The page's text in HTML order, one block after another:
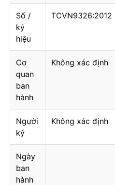
Số /
ký
hiệu
TCVN9326:2012
Cơ
quan
ban
hành
Không xác định
Người
ký
Không xác định
Ngày
ban
hành